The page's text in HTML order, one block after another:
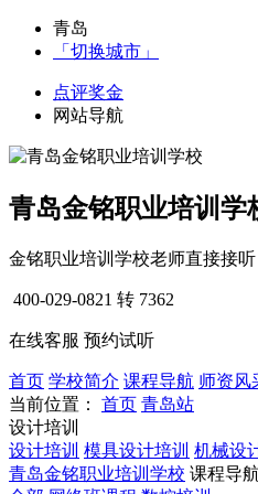
青岛
「切换城市」
点评奖金
网站导航
青岛金铭职业培训学
金铭职业培训学校老师直接接听
400-029-0821 转 7362
在线客服 预约试听
首页 学校简介 课程导航 师资风
当前位置：
首页 青岛站
设计培训
设计培训 模具设计培训 机械设
青岛金铭职业培训学校 课程导航